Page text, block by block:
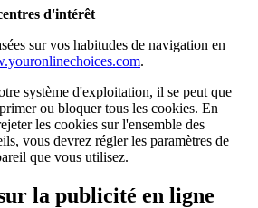
d'intérêt
sur vos habitudes de navigation en
.
système d'exploitation, il se peut que
ou bloquer tous les cookies. En
les cookies sur l'ensemble des
vous devrez régler les paramètres de
que vous utilisez.
la publicité en ligne